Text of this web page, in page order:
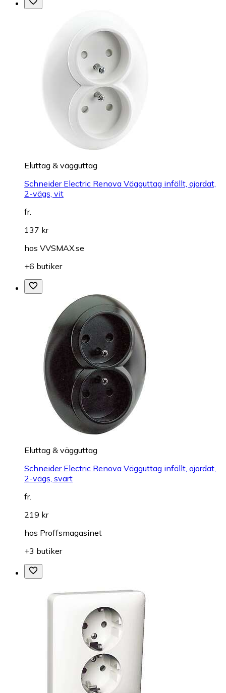
Eluttag & vägguttag
Schneider Electric Renova Vägguttag infällt, ojordat,
2-vägs, vit
fr.
137 kr
hos VVSMAX.se
+6 butiker
Eluttag & vägguttag
Schneider Electric Renova Vägguttag infällt, ojordat,
2-vägs, svart
fr.
219 kr
hos Proffsmagasinet
+3 butiker